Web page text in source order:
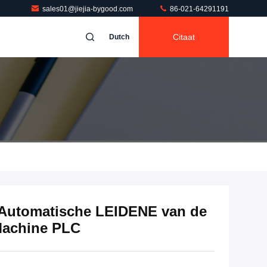
sales01@jiejia-bygood.com 86-021-64291191
Dutch Citaat
LEIDENE van de
PLC